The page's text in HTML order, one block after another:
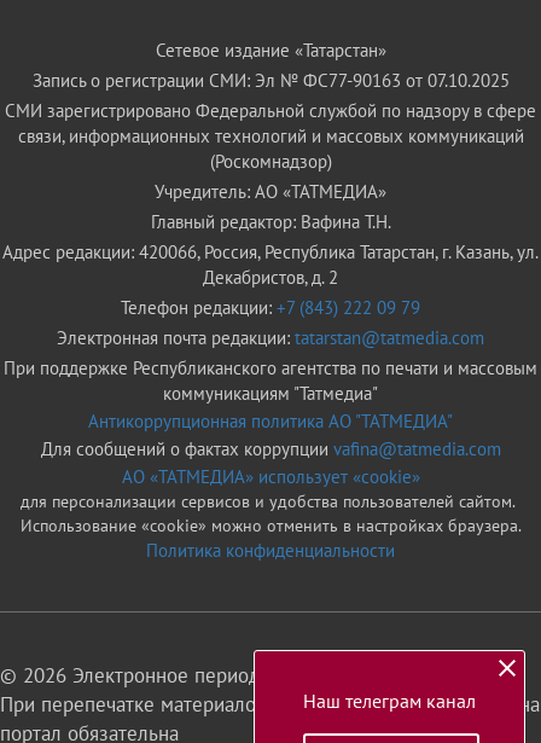
Сетевое издание «Татарстан»
Запись о регистрации СМИ: Эл № ФС77-90163 от 07.10.2025
СМИ зарегистрировано Федеральной службой по надзору в сфере
связи, информационных технологий и массовых коммуникаций
(Роскомнадзор)
Учредитель: АО «ТАТМЕДИА»
Главный редактор: Вафина Т.Н.
Адрес редакции: 420066, Россия, Республика Татарстан, г. Казань, ул.
Декабристов, д. 2
Телефон редакции: +7 (843) 222 09 79
Электронная почта редакции: tatarstan@tatmedia.com
При поддержке Республиканского агентства по печати и массовым
коммуникациям "Татмедиа"
Антикоррупционная политика АО "ТАТМЕДИА"
Для сообщений о фактах коррупции vafina@tatmedia.com
АО «ТАТМЕДИА» использует «cookie»
для персонализации сервисов и удобства пользователей сайтом.
Использование «cookie» можно отменить в настройках браузера.
Политика конфиденциальности
© 2026 Электронное периодическое издание «Татарстан»
При перепечатке материалов или их фрагментов ссылка на
портал обязательна
Наш телеграм канал